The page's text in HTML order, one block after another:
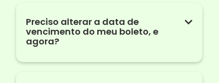
Preciso alterar a data de
vencimento do meu boleto, e
agora?